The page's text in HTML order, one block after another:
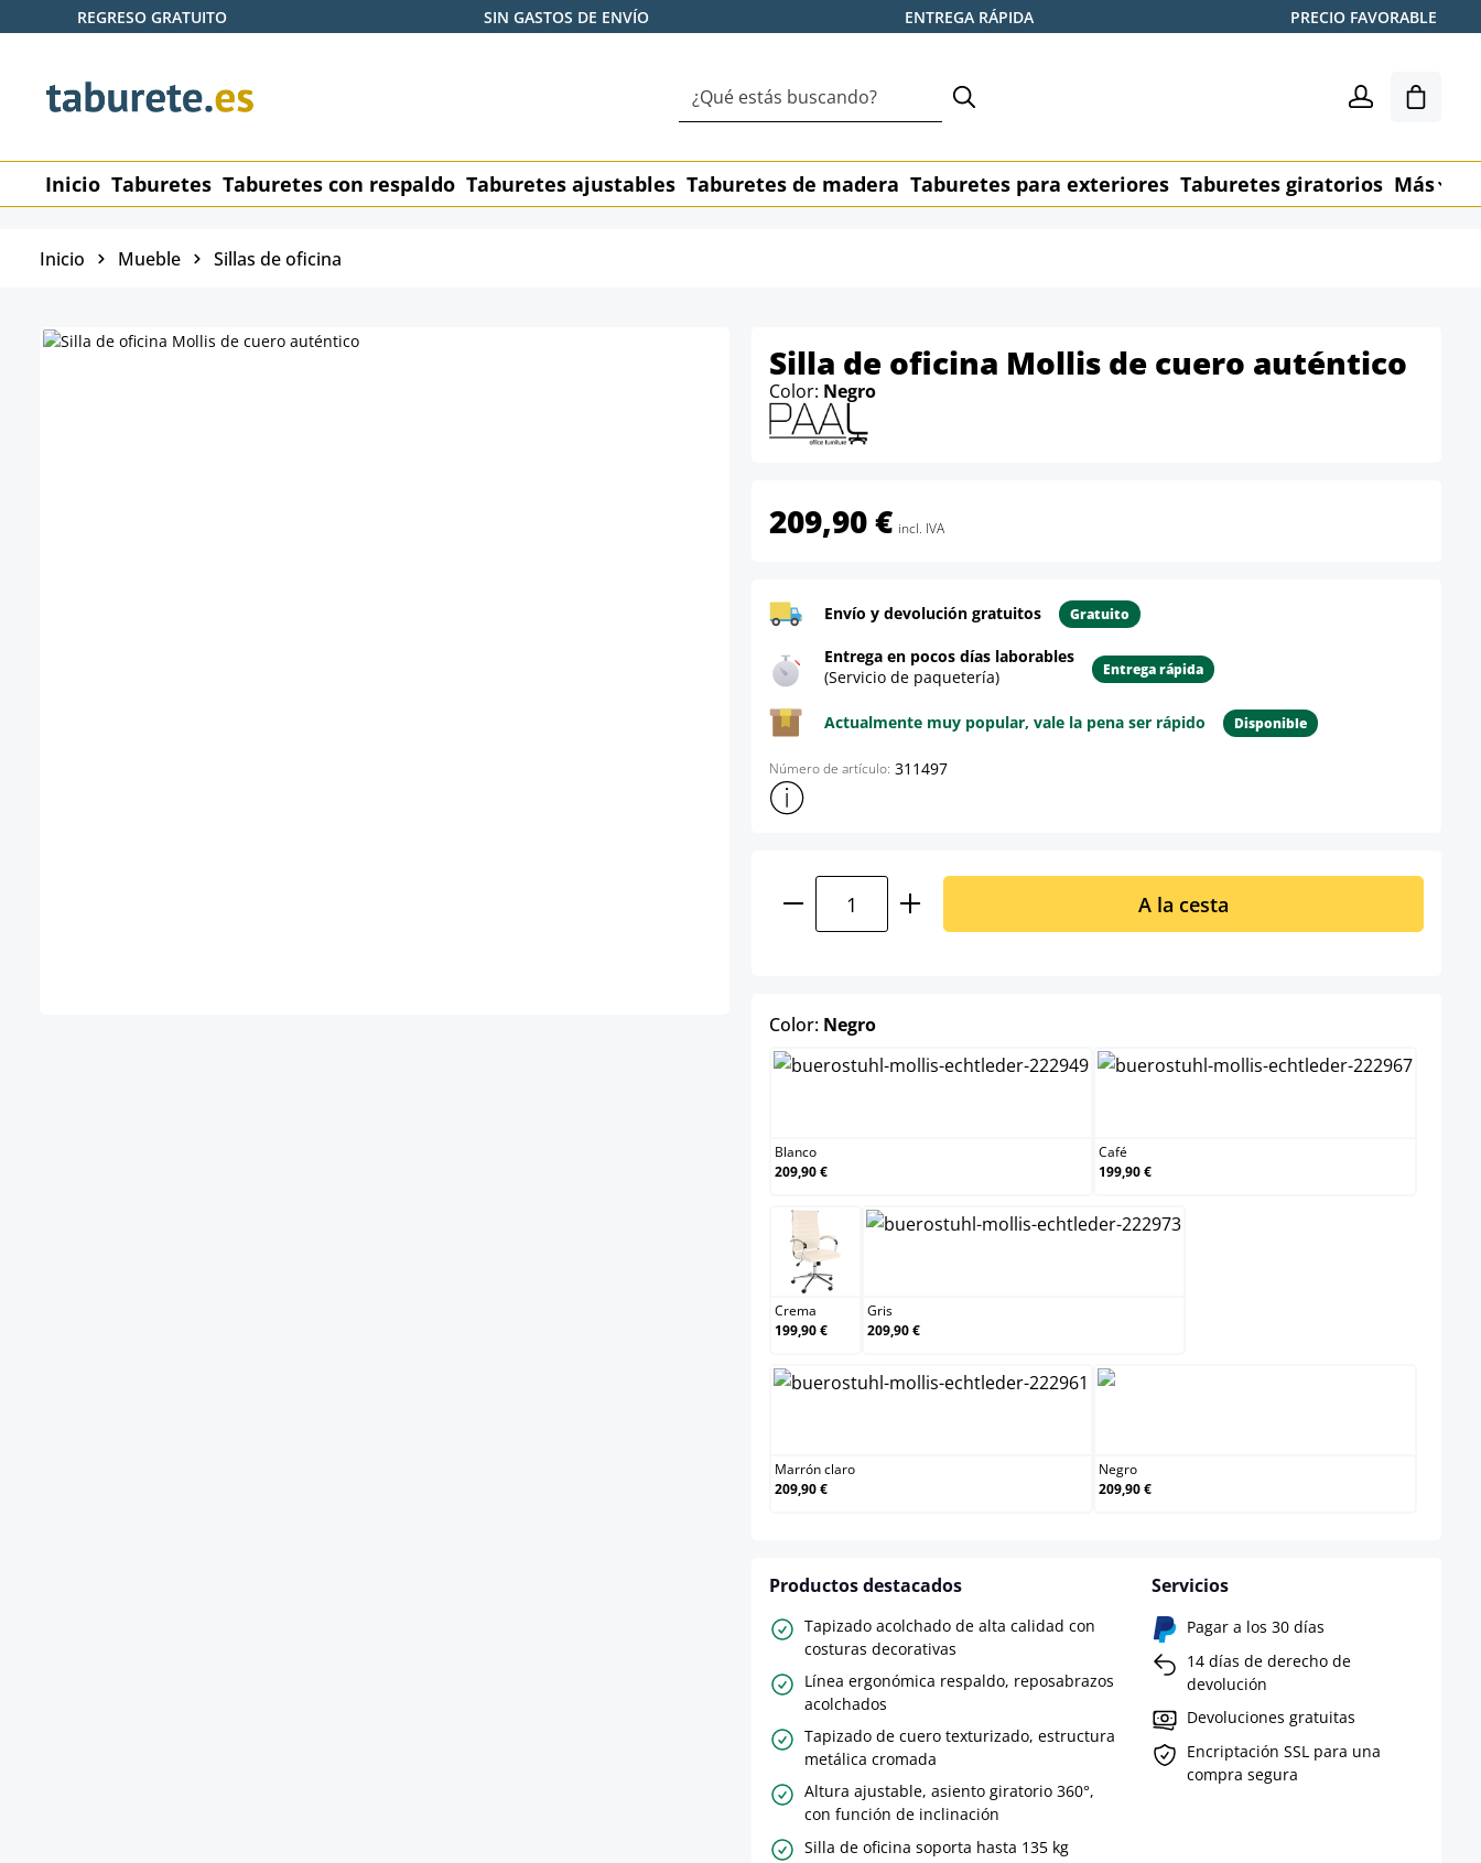
al contenido principal
Saltar a la búsqueda
Saltar a la navegación principal
REGRESO GRATUITO SIN GASTOS DE ENVÍO ENTREGA RÁPIDA PRECIO FAVORABLE
El
Inicio Taburetes Taburetes con respaldo Taburetes ajustables Taburetes de madera Taburetes para exteriores Taburetes giratorios Más
Inicio Mueble Sillas de oficina
Silla de oficina Mollis de cuero auténtico
Color: Negro
209,90 € incl. IVA
Envío y devolución gratuitos Gratuito
Entrega en pocos días laborables
(Servicio de paquetería)
Entrega rápida
Actualmente muy popular, vale la pena ser rápido Disponible
Número de artículo: 311497
Mostrar más información sobre el producto
Cantidad del producto: introduce la cantidad deseada o
A la cesta
Color: Negroselect
Blanco
209,90 €
Café
199,90 €
Crema
Crema
199,90 €
Gris
209,90 €
Marrón claro
209,90 €
Negro
209,90 €
Productos destacados
Tapizado acolchado de alta calidad con
costuras decorativas
Línea ergonómica respaldo, reposabrazos
acolchados
Tapizado de cuero texturizado, estructura
metálica cromada
Altura ajustable, asiento giratorio 360°,
con función de inclinación
Silla de oficina soporta hasta 135 kg
Servicios
Pagar a los 30 días
14 días de derecho de
devolución
Devoluciones gratuitas
Encriptación SSL para una
compra segura